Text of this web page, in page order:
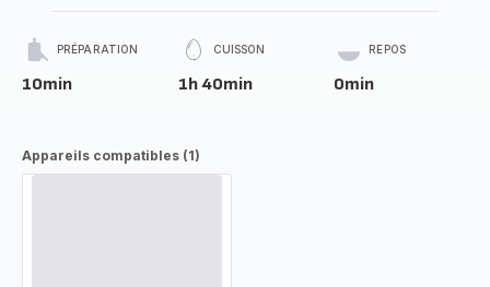
PRÉPARATION
10min
CUISSON
1h 40min
REPOS
0min
Appareils compatibles (1)